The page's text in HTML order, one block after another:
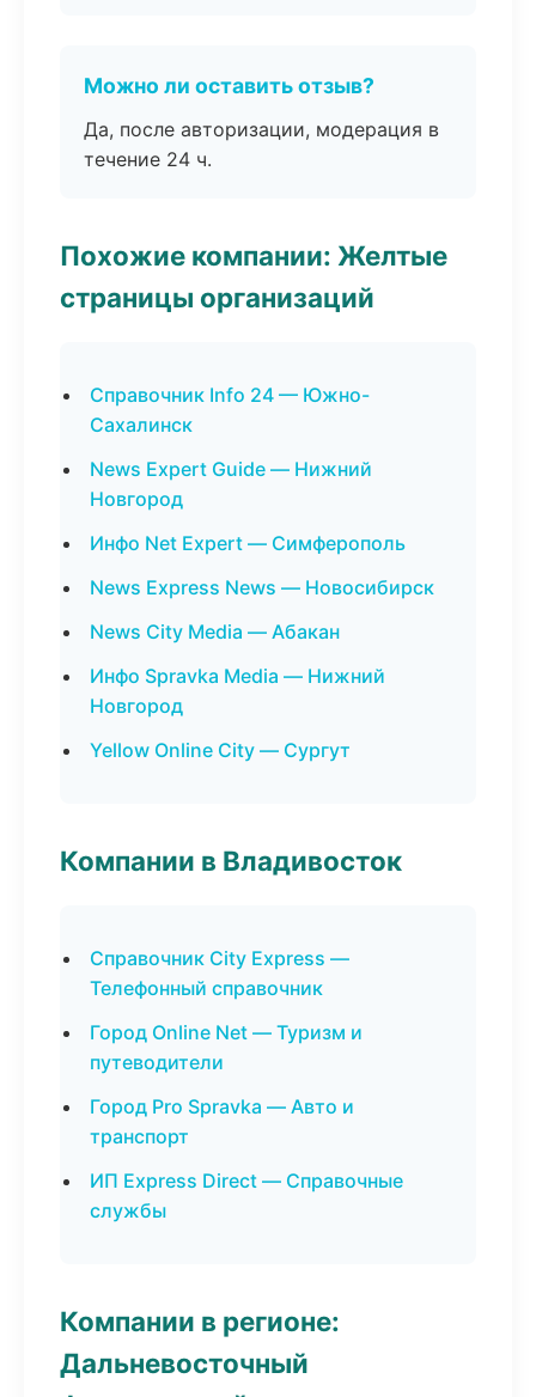
Можно ли оставить отзыв?
Да, после авторизации, модерация в
течение 24 ч.
Похожие компании: Желтые
страницы организаций
Справочник Info 24 — Южно-
Сахалинск
News Expert Guide — Нижний
Новгород
Инфо Net Expert — Симферополь
News Express News — Новосибирск
News City Media — Абакан
Инфо Spravka Media — Нижний
Новгород
Yellow Online City — Сургут
Компании в Владивосток
Справочник City Express —
Телефонный справочник
Город Online Net — Туризм и
путеводители
Город Pro Spravka — Авто и
транспорт
ИП Express Direct — Справочные
службы
Компании в регионе:
Дальневосточный